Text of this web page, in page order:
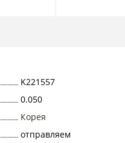
K221557
0.050
Корея
отправляем